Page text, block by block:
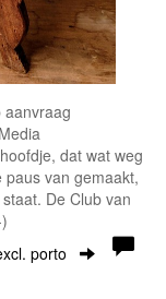
dat wat weg
van gemaakt,
De Club van
porto